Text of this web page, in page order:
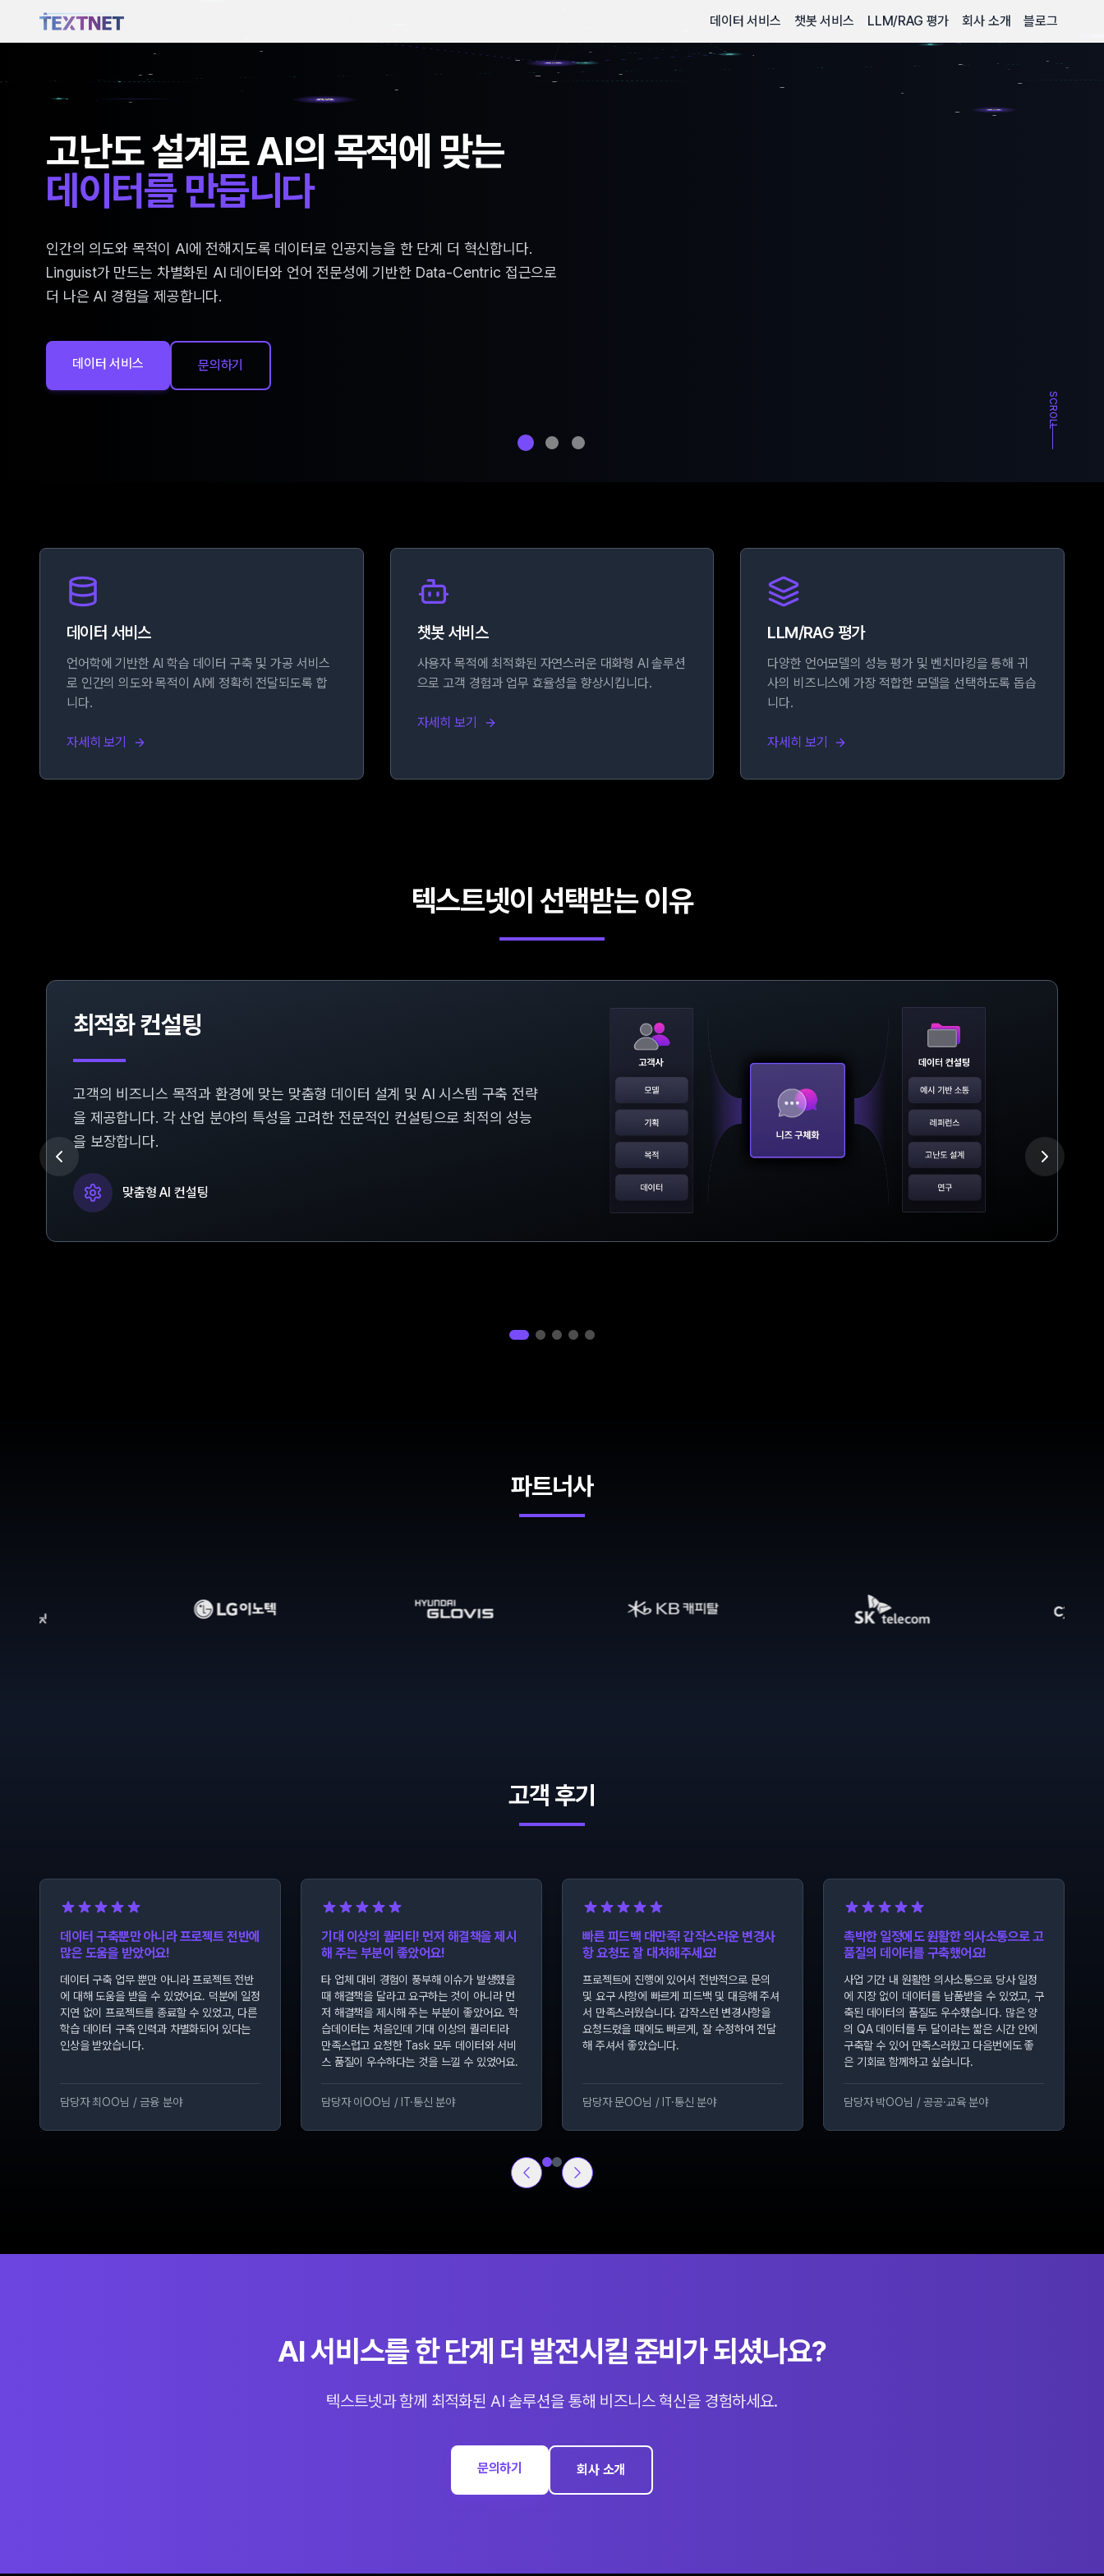
데이터 서비스 챗봇 서비스 LLM/RAG 평가 회사 소개 블로그
고난도 설계로 AI의 목적에 맞는
데이터를 만듭니다
인간의 의도와 목적이 AI에 전해지도록 데이터로 인공지능을 한 단계 더 혁신합니다.
Linguist가 만드는 차별화된 AI 데이터와 언어 전문성에 기반한 Data-Centric 접근으로
더 나은 AI 경험을 제공합니다.
데이터 서비스 문의하기
언어와 기술의 융합으로 만드는
사람다운 챗봇을 구현합니다
사용자 및 구축 목적에 최적화된 자연스러운 챗봇을 구축합니다.
언어학적 전문성과 AI 기술의 결합으로 사람다운 대화를 만들어내는
텍스트넷의 차별화된 챗봇 서비스를 경험하세요.
챗봇 서비스 문의하기
모델의 실질적인 가치 향상을 위한
평가를 수행합니다
기존 LLM 평가 방식의 한계를 넘은 실질적인 모델 가치 향상을 위한
LLM 통합 평가 서비스를 제공합니다. 다차원적인 평가와 개선 방안을 통해
LLM과 RAG 시스템의 실제 성능을 극대화하세요.
LLM/RAG 평가 문의하기
SCROLL
데이터 서비스
언어학에 기반한 AI 학습 데이터 구축 및 가공 서비스
로 인간의 의도와 목적이 AI에 정확히 전달되도록 합
니다.
자세히 보기
챗봇 서비스
사용자 목적에 최적화된 자연스러운 대화형 AI 솔루션
으로 고객 경험과 업무 효율성을 향상시킵니다.
자세히 보기
LLM/RAG 평가
다양한 언어모델의 성능 평가 및 벤치마킹을 통해 귀
사의 비즈니스에 가장 적합한 모델을 선택하도록 돕습
니다.
자세히 보기
텍스트넷이 선택받는 이유
최적화 컨설팅
고객의 비즈니스 목적과 환경에 맞는 맞춤형 데이터 설계 및 AI 시스템 구축 전략
을 제공합니다. 각 산업 분야의 특성을 고려한 전문적인 컨설팅으로 최적의 성능
을 보장합니다.
맞춤형 AI 컨설팅
파트너사
고객 후기
데이터 구축뿐만 아니라 프로젝트 전반에
많은 도움을 받았어요!
데이터 구축 업무 뿐만 아니라 프로젝트 전반
에 대해 도움을 받을 수 있었어요. 덕분에 일정
지연 없이 프로젝트를 종료할 수 있었고, 다른
학습 데이터 구축 인력과 차별화되어 있다는
인상을 받았습니다.
담당자 최OO님 / 금융 분야
기대 이상의 퀄리티! 먼저 해결책을 제시
해 주는 부분이 좋았어요!
타 업체 대비 경험이 풍부해 이슈가 발생했을
때 해결책을 달라고 요구하는 것이 아니라 먼
저 해결책을 제시해 주는 부분이 좋았어요. 학
습데이터는 처음인데 기대 이상의 퀄리티라
만족스럽고 요청한 Task 모두 데이터와 서비
스 품질이 우수하다는 것을 느낄 수 있었어요.
담당자 이OO님 / IT·통신 분야
빠른 피드백 대만족! 갑작스러운 변경사
항 요청도 잘 대처해주세요!
프로젝트에 진행에 있어서 전반적으로 문의
및 요구 사항에 빠르게 피드백 및 대응해 주셔
서 만족스러웠습니다. 갑작스런 변경사항을
요청드렸을 때에도 빠르게, 잘 수정하여 전달
해 주셔서 좋았습니다.
담당자 문OO님 / IT·통신 분야
촉박한 일정에도 원활한 의사소통으로 고
품질의 데이터를 구축했어요!
사업 기간 내 원활한 의사소통으로 당사 일정
에 지장 없이 데이터를 납품받을 수 있었고, 구
축된 데이터의 품질도 우수했습니다. 많은 양
의 QA 데이터를 두 달이라는 짧은 시간 안에
구축할 수 있어 만족스러웠고 다음번에도 좋
은 기회로 함께하고 싶습니다.
담당자 박OO님 /공공·교육 분야
AI 서비스를 한 단계 더 발전시킬 준비가 되셨나요?
텍스트넷과 함께 최적화된 AI 솔루션을 통해 비즈니스 혁신을 경험하세요.
문의하기 회사 소개